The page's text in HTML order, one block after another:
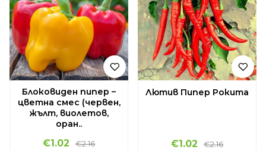
Блоковиден пипер –
цветна смес (червен,
жълт, виолетов,
оран..
€1.02
€2.16
Лютив Пипер Рокита
€1.02
€2.16